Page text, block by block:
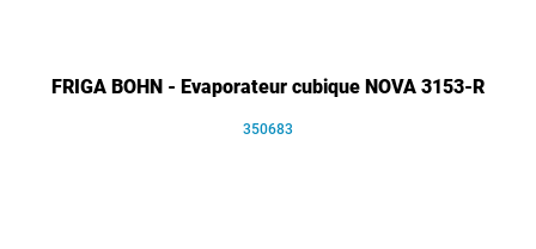
FRIGA BOHN - Evaporateur cubique NOVA 3153-R
350683